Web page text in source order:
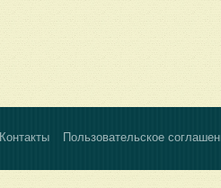
Контакты Пользовательское